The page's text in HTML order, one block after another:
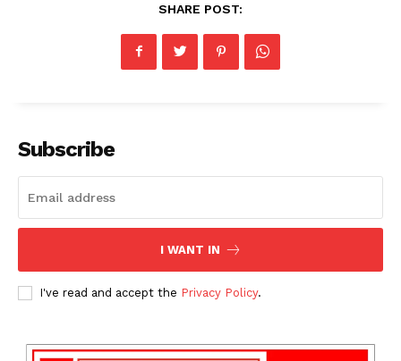
SHARE POST:
Subscribe
I WANT IN
I've read and accept the Privacy Policy.